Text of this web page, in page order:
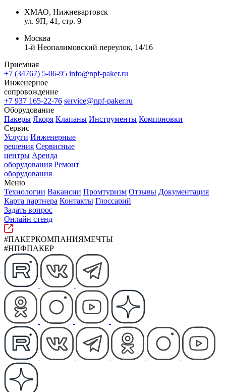
ХМАО, Нижневартовск
ул. 9П, 41, стр. 9
Москва
1-й Неопалимовский переулок, 14/16
Приемная
+7 (34767) 5-06-95 info@npf-paker.ru
Инженерное
сопровождение
+7 937 165-22-76 service@npf-paker.ru
Оборудование
Пакеры Якоря Клапаны Инструменты Компоновки
Сервис
Услуги Инженерные
решения Сервисные
центры Аренда
оборудования Ремонт
оборудования
Меню
Технологии Вакансии Промтуризм Отзывы Документация
Карта партнера Контакты Глоссарий
Задать вопрос
Онлайн стенд
#ПАКЕРКОМПАНИЯМЕЧТЫ
#НПФПАКЕР